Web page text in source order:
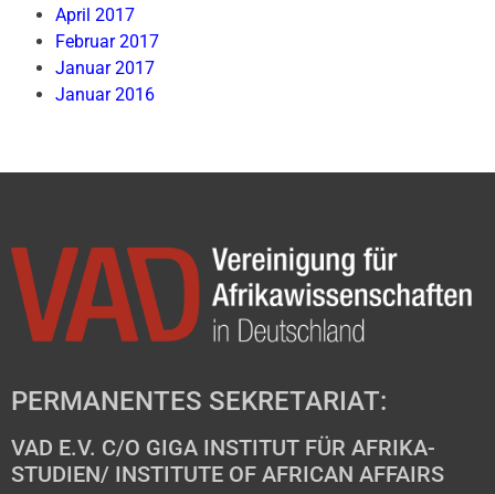
April 2017
Februar 2017
Januar 2017
Januar 2016
PERMANENTES SEKRETARIAT:
VAD E.V. C/O GIGA INSTITUT FÜR AFRIKA-
STUDIEN/ INSTITUTE OF AFRICAN AFFAIRS